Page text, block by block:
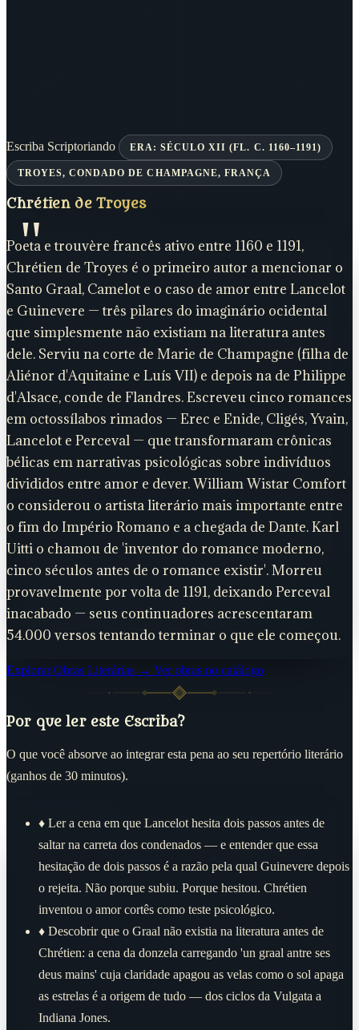
Escriba Scriptoriando ERA: SÉCULO XII (FL. C. 1160–1191)
TROYES, CONDADO DE CHAMPAGNE, FRANÇA
Chrétien de Troyes
Poeta e trouvère francês ativo entre 1160 e 1191,
Chrétien de Troyes é o primeiro autor a mencionar o
Santo Graal, Camelot e o caso de amor entre Lancelot
e Guinevere — três pilares do imaginário ocidental
que simplesmente não existiam na literatura antes
dele. Serviu na corte de Marie de Champagne (filha de
Aliénor d'Aquitaine e Luís VII) e depois na de Philippe
d'Alsace, conde de Flandres. Escreveu cinco romances
em octossílabos rimados — Erec e Enide, Cligés, Yvain,
Lancelot e Perceval — que transformaram crônicas
bélicas em narrativas psicológicas sobre indivíduos
divididos entre amor e dever. William Wistar Comfort
o considerou o artista literário mais importante entre
o fim do Império Romano e a chegada de Dante. Karl
Uitti o chamou de 'inventor do romance moderno,
cinco séculos antes de o romance existir'. Morreu
provavelmente por volta de 1191, deixando Perceval
inacabado — seus continuadores acrescentaram
54.000 versos tentando terminar o que ele começou.
Explorar Obras Literárias → Ver obras no catálogo
Por que ler este Escriba?
O que você absorve ao integrar esta pena ao seu repertório literário
(ganhos de 30 minutos).
♦ Ler a cena em que Lancelot hesita dois passos antes de
saltar na carreta dos condenados — e entender que essa
hesitação de dois passos é a razão pela qual Guinevere depois
o rejeita. Não porque subiu. Porque hesitou. Chrétien
inventou o amor cortês como teste psicológico.
♦ Descobrir que o Graal não existia na literatura antes de
Chrétien: a cena da donzela carregando 'un graal antre ses
deus mains' cuja claridade apagou as velas como o sol apaga
as estrelas é a origem de tudo — dos ciclos da Vulgata a
Indiana Jones.